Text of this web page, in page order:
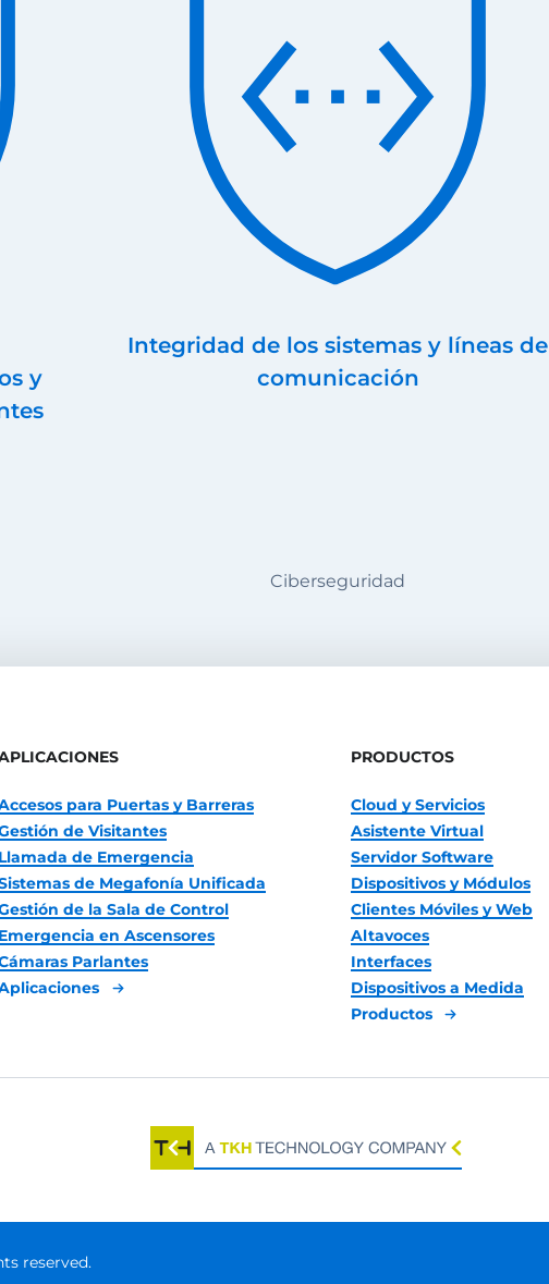
y
Integridad de los sistemas y líneas de
comunicación
Ciberseguridad
para Puertas y Barreras
de Visitantes
Llamada de Emergencia
de Megafonía Unificada
de la Sala de Control
Emergencia en Ascensores
Parlantes
PRODUCTOS
Cloud y Servicios
Asistente Virtual
Servidor Software
Dispositivos y Módulos
Clientes Móviles y Web
Altavoces
Interfaces
Dispositivos a Medida
Productos
reserved.